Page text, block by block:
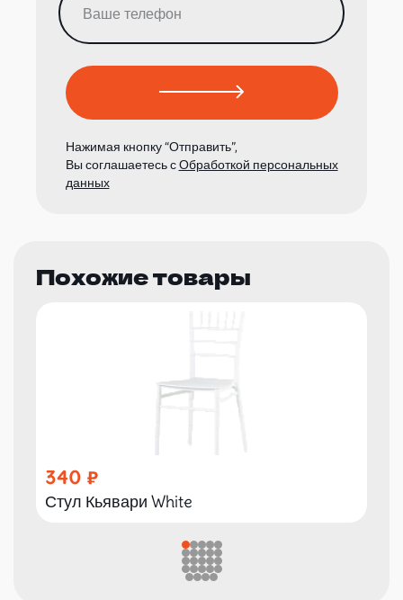
Нажимая кнопку “Отправить”,
Вы соглашаетесь сОбработкой персональных
данных
Похожие товары
340
Стул Кьявари White